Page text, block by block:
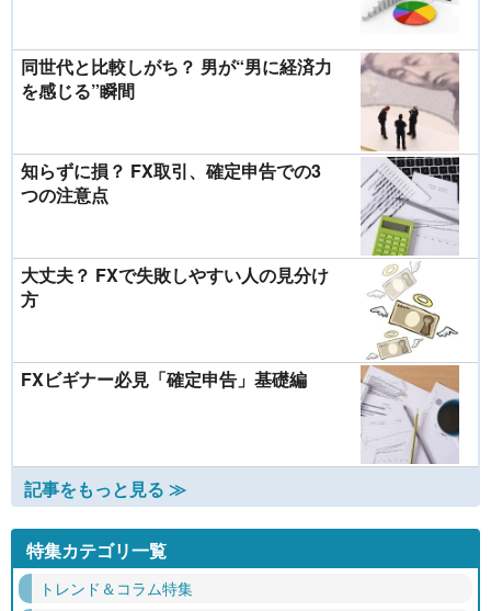
同世代と比較しがち？ 男が“男に経済力
を感じる”瞬間
知らずに損？ FX取引、確定申告での3
つの注意点
大丈夫？ FXで失敗しやすい人の見分け
方
FXビギナー必見「確定申告」基礎編
記事をもっと見る ≫
特集カテゴリ一覧
トレンド＆コラム特集